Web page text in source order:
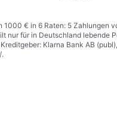
€ in 6 Raten: 5 Zahlungen
nur für in Deutschland lebende
Klarna Bank AB
.